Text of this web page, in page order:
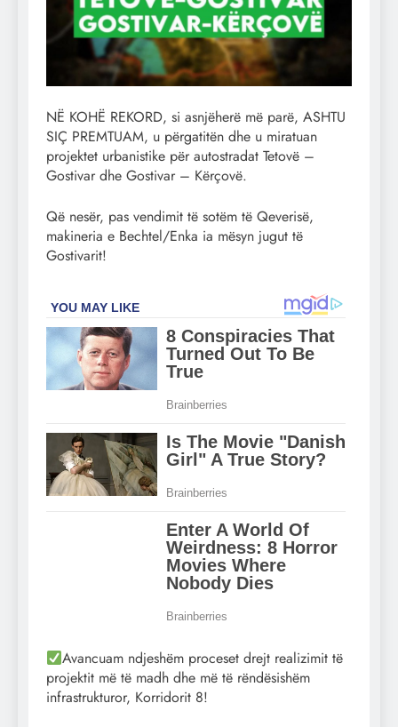
NË KOHË REKORD, si asnjëherë më parë, ASHTU
SIÇ PREMTUAM, u përgatitën dhe u miratuan
projektet urbanistike për autostradat Tetovë –
Gostivar dhe Gostivar – Kërçovë.
Që nesër, pas vendimit të sotëm të Qeverisë,
makineria e Bechtel/Enka ia mësyn jugut të
Gostivarit!
Avancuam ndjeshëm proceset drejt realizimit të
projektit më të madh dhe më të rëndësishëm
infrastrukturor, Korridorit 8!